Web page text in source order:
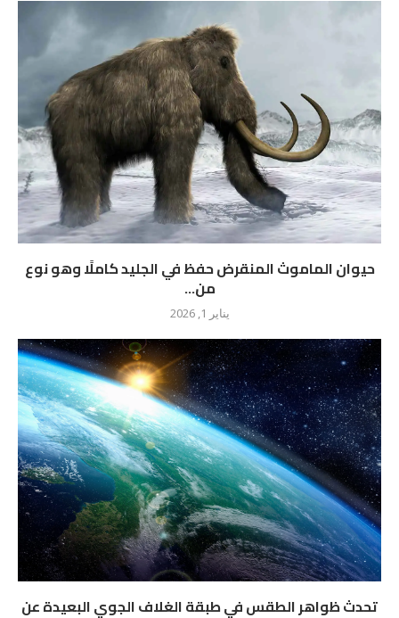
حيوان الماموث المنقرض حفظ في الجليد كاملًا وهو نوع
من...
يناير 1, 2026
تحدث ظواهر الطقس في طبقة الغلاف الجوي البعيدة عن